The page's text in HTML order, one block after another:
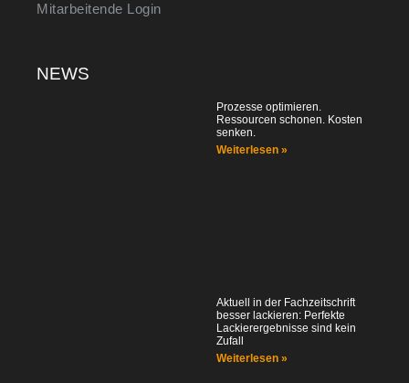
Mitarbeitende Login
NEWS
Prozesse optimieren.
Ressourcen schonen. Kosten
senken.
Weiterlesen »
Aktuell in der Fachzeitschrift
besser lackieren: Perfekte
Lackierergebnisse sind kein
Zufall
Weiterlesen »